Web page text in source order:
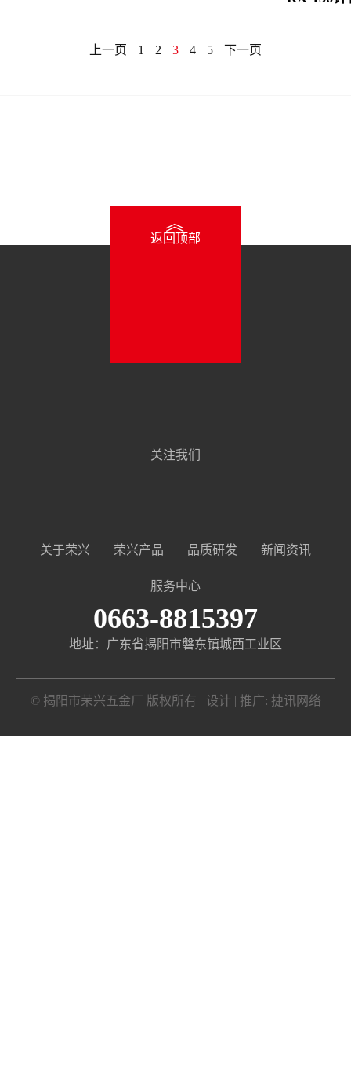
上一页 1 2 3 4 5 下一页
关注我们
》
返回顶部
关于荣兴 荣兴产品 品质研发 新闻资讯
服务中心
0663-8815397
地址：广东省揭阳市磐东镇城西工业区
© 揭阳市荣兴五金厂 版权所有 设计 | 推广: 捷讯网络